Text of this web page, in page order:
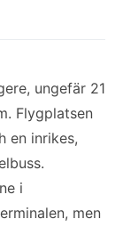
ungefär 21
Flygplatsen
en inrikes,
i
men